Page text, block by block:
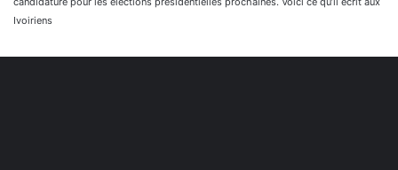
Ivoiriens